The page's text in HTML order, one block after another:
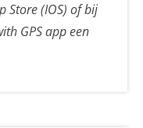
Store (IOS) of bij
GPS app een